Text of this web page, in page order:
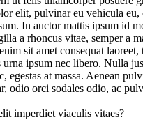
elit, pulvinar eu vehicula eu,
In auctor mattis ipsum id
a rhoncus vitae, semper a
sit amet consequat
urna ipsum nec libero. Nulla
egestas at massa. Aenean
odio orci sodales odio, ac
imperdiet viaculis vitaes?